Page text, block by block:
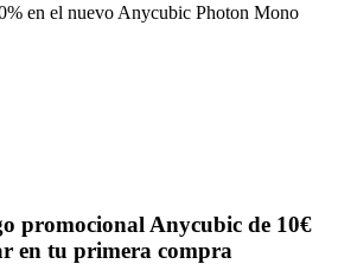
en el nuevo Anycubic Photon Mono
promocional Anycubic de 10€
en tu primera compra